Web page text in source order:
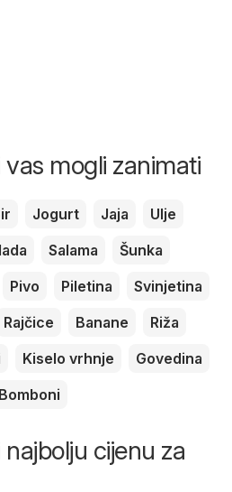
vas mogli zanimati
Jogurt Jaja
Ulje
Salama
Šunka
Pivo Piletina
Svinjetina
Rajčice Banane
Riža
Kiselo vrhnje
Govedina
Bomboni
cijenu za